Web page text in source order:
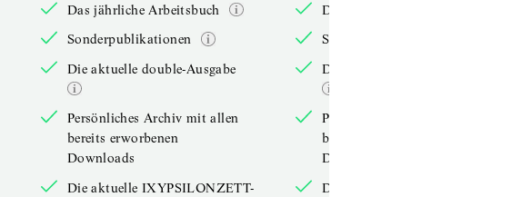
Das jährliche Arbeitsbuch
Sonderpublikationen
Die aktuelle double-Ausgabe
Persönliches Archiv mit allen
bereits erworbenen
Downloads
Die aktuelle IXYPSILONZETT-
Das jährliche Arbeitsbuch
Sonderpublikationen
Die aktuelle double-Ausgabe
Persönliches Archiv mit allen
bereits erworbenen
Downloads
Die aktuelle IXYPSILONZETT-